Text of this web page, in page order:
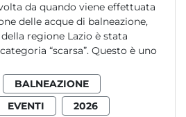
da quando viene effettuata
delle acque di balneazione,
regione Lazio è stata
“scarsa”. Questo è uno
BALNEAZIONE
EVENTI
2026